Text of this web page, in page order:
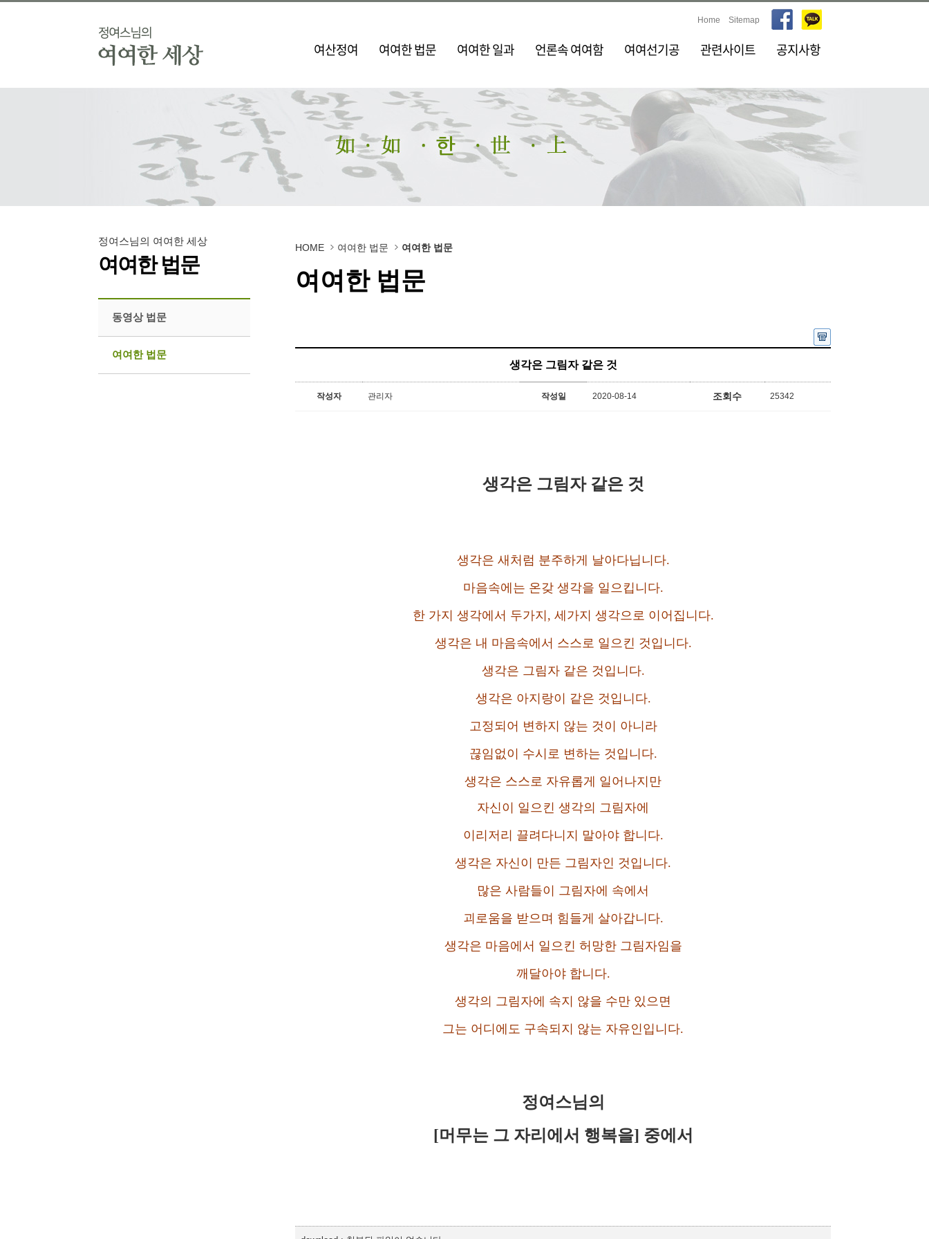
Home Sitemap
여산정여 여여한 법문 여여한 일과 언론속 여여함 여여선기공 관련사이트 공지사항
정여스님의 여여한 세상
여여한 법문
동영상 법문
여여한 법문
HOME 여여한 법문 여여한 법문
여여한 법문
생각은 그림자 같은 것
작성자 관리자 작성일 2020-08-14 조회수 25342
생각은 그림자 같은 것
생각은 새처럼 분주하게 날아다닙니다.
마음속에는 온갖 생각을 일으킵니다.
한 가지 생각에서 두가지, 세가지 생각으로 이어집니다.
생각은 내 마음속에서 스스로 일으킨 것입니다.
생각은 그림자 같은 것입니다.
생각은 아지랑이 같은 것입니다.
고정되어 변하지 않는 것이 아니라
끊임없이 수시로 변하는 것입니다.
생각은 스스로 자유롭게 일어나지만
자신이 일으킨 생각의 그림자에
이리저리 끌려다니지 말아야 합니다.
생각은 자신이 만든 그림자인 것입니다.
많은 사람들이 그림자에 속에서
괴로움을 받으며 힘들게 살아갑니다.
생각은 마음에서 일으킨 허망한 그림자임을
깨달아야 합니다.
생각의 그림자에 속지 않을 수만 있으면
그는 어디에도 구속되지 않는 자유인입니다.
정여스님의
[머무는 그 자리에서 행복을] 중에서